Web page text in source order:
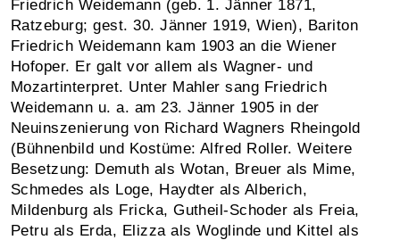
Friedrich Weidemann (geb. 1. Jänner 1871,
Ratzeburg; gest. 30. Jänner 1919, Wien), Bariton
Friedrich Weidemann kam 1903 an die Wiener
Hofoper. Er galt vor allem als Wagner- und
Mozartinterpret. Unter Mahler sang Friedrich
Weidemann u. a. am 23. Jänner 1905 in der
Neuinszenierung von Richard Wagners Rheingold
(Bühnenbild und Kostüme: Alfred Roller. Weitere
Besetzung: Demuth als Wotan, Breuer als Mime,
Schmedes als Loge, Haydter als Alberich,
Mildenburg als Fricka, Gutheil-Schoder als Freia,
Petru als Erda, Elizza als Woglinde und Kittel als